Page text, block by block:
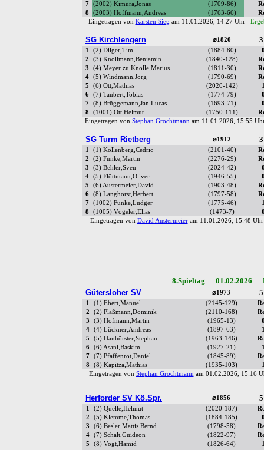
7
(2002) Kimura,Jonas (1709-86)
8
(2003) Hoffmann,Andreas (1763-66)
Eingetragen von Karsten Sieg am 11.01.2026, 14:27 Uhr
SG Kirchlengern ⌀1820
1 (2) Dilger,Tim (1884-80)
2
(3) Knollmann,Benjamin (1840-128)
3
(4) Meyer zu Knolle,Marius (1811-30)
4
(5) Windmann,Jörg (1790-69)
5
(6) Ott,Mathias (2020-142)
6
(7) Taubert,Tobias (1774-79)
7
(8) Brüggemann,Jan Lucas (1693-71)
8
(1001) Ott,Helmut (1750-111)
Eingetragen von Stephan Grochtmannam 11.01.2026, 15:55
SG Turm Rietberg ⌀1912
1 (1) Kollenberg,Cedric (2101-40)
2
(2) Funke,Martin (2276-29)
3
(3) Behler,Sven (2024-42)
4
(5) Flöttmann,Oliver (1946-55)
5
(6) Austermeier,David (1903-48)
6
(8) Langhorst,Herbert (1797-58)
7
(1002) Funke,Ludger (1775-46)
8
(1005) Vögeler,Elias (1473-7)
Eingetragen von David Austermeieram 11.01.2026, 15:48
8.Spieltag 01.02.2026
Gütersloher SV
⌀1973
1 (1) Ebert,Manuel (2145-129)
2
(2) Plaßmann,Dominik (2110-168)
3
(3) Hofmann,Martin (1965-13)
4
(4) Lückner,Andreas (1897-63)
5
(5) Hanhörster,Stephan (1963-146)
6
(6) Asani,Baskim (1927-21)
7
(7) Pfaffenrot,Daniel (1845-89)
8
(8) Kapitza,Mathias (1935-103)
Eingetragen von Stephan Grochtmannam 01.02.2026, 15:16
Herforder SV Kö.Spr. ⌀1856
1 (2) Quelle,Helmut (2020-187)
2
(5) Klemme,Thomas (1884-185)
3
(6) Besler,Mattis Bernd (1798-58)
4
(7) Schalt,Guideon (1822-97)
5
(8) Vogt,Hamid (1826-64)